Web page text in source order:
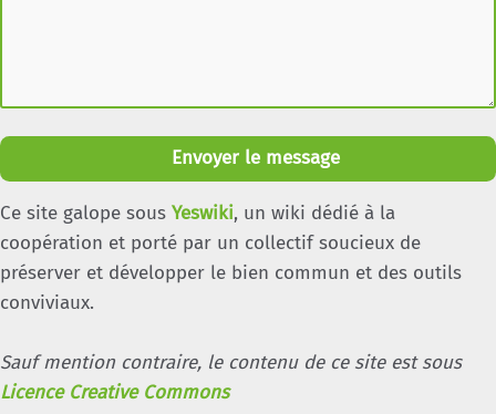
Envoyer le message
Ce site galope sous Yeswiki, un wiki dédié à la
coopération et porté par un collectif soucieux de
préserver et développer le bien commun et des outils
conviviaux.
Sauf mention contraire, le contenu de ce site est sous
Licence Creative Commons